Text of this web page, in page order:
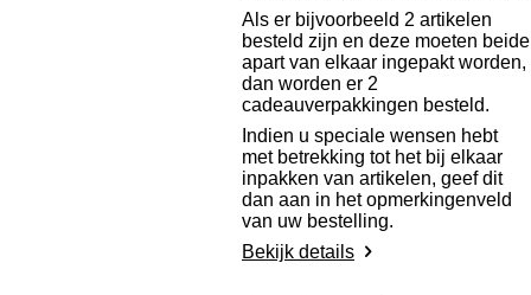
Als er bijvoorbeeld 2 artikelen
besteld zijn en deze moeten beide
apart van elkaar ingepakt worden,
dan worden er 2
cadeauverpakkingen besteld.
Indien u speciale wensen hebt
met betrekking tot het bij elkaar
inpakken van artikelen, geef dit
dan aan in het opmerkingenveld
van uw bestelling.
Bekijk details